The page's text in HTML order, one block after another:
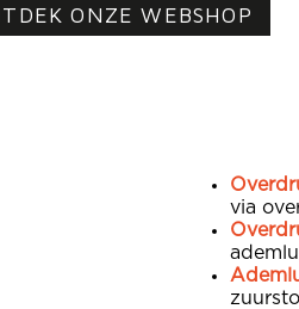
ONZE WEBSHOP
via